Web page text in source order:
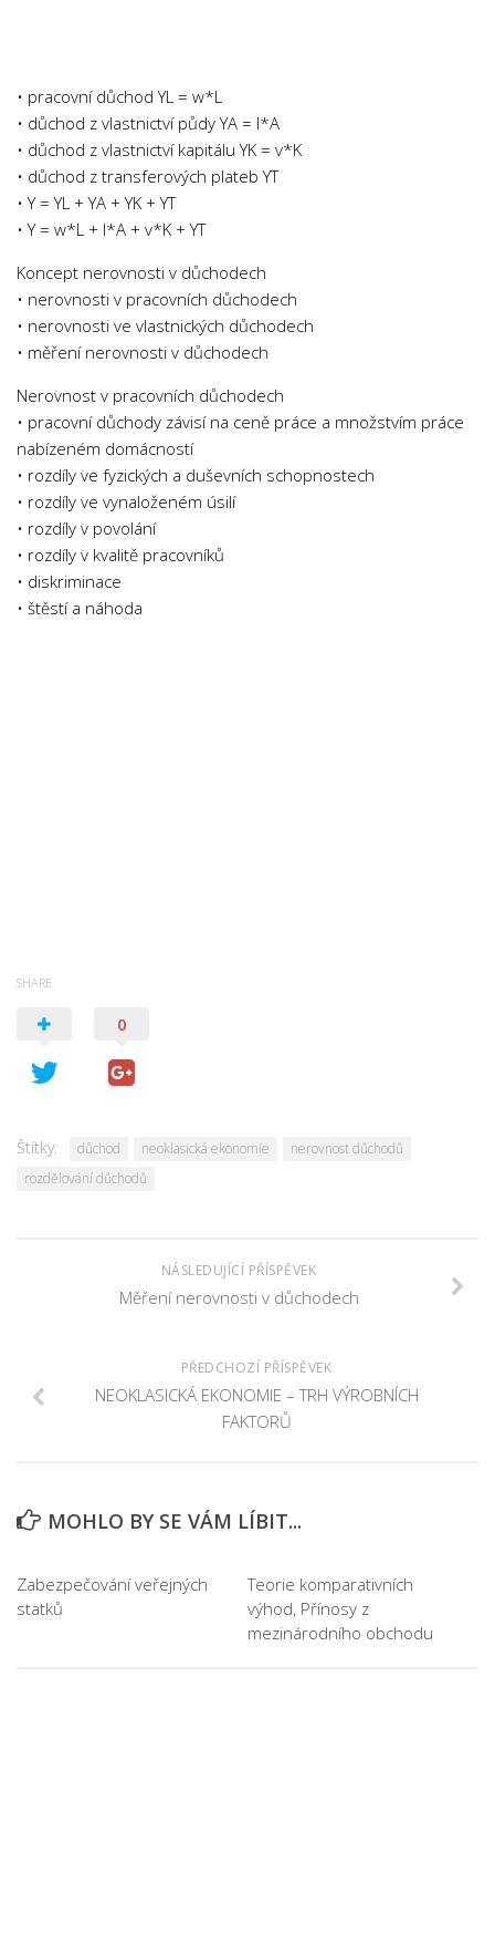
Ekonomie
Fyzika
Informatika
Management
Marketing
Občanská nauka
Pedagogika
Právo
Psychologie a Sociologie
Společenské vědy
Technika
• pracovní důchod YL = w*L
• důchod z vlastnictví půdy YA = I*A
• důchod z vlastnictví kapitálu YK = v*K
• důchod z transferových plateb YT
• Y = YL + YA + YK + YT
• Y = w*L + I*A + v*K + YT
Koncept nerovnosti v důchodech
• nerovnosti v pracovních důchodech
• nerovnosti ve vlastnických důchodech
• měření nerovnosti v důchodech
Nerovnost v pracovních důchodech
• pracovní důchody závisí na ceně práce a množstvím práce
nabízeném domácností
• rozdíly ve fyzických a duševních schopnostech
• rozdíly ve vynaloženém úsilí
• rozdíly v povolání
• rozdíly v kvalitě pracovníků
• diskriminace
• štěstí a náhoda
SHARE
0
Štítky: důchod neoklasická ekonomie
nerovnost důchodů
rozdělování důchodů
NÁSLEDUJÍCÍ PŘÍSPĚVEK
Měření nerovnosti v důchodech
PŘEDCHOZÍ PŘÍSPĚVEK
NEOKLASICKÁ EKONOMIE – TRH VÝROBNÍCH
FAKTORŮ
MOHLO BY SE VÁM LÍBIT...
Zabezpečování veřejných
statků
Teorie komparativních
výhod, Přínosy z
mezinárodního obchodu